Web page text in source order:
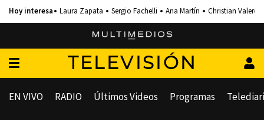
Laura Zapata Sergio Fachelli Ana Martín Christian Valero
TELEVISIÓN
EN VIVO RADIO Últimos Videos Programas